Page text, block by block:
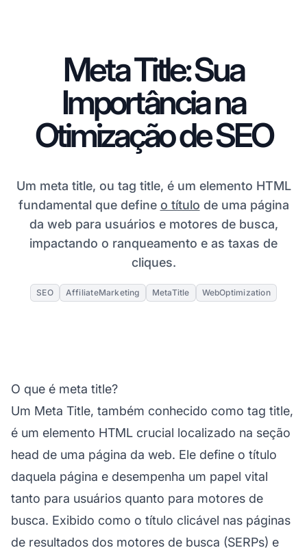
Meta Title: Sua
Importância na
Otimização de SEO
Um meta title, ou tag title, é um elemento HTML
fundamental que define o título de uma página
da web para usuários e motores de busca,
impactando o ranqueamento e as taxas de
cliques.
SEO AffiliateMarketing MetaTitle WebOptimization
O que é meta title?
Um Meta Title, também conhecido como tag title,
é um elemento HTML crucial localizado na seção
head de uma página da web. Ele define o título
daquela página e desempenha um papel vital
tanto para usuários quanto para motores de
busca. Exibido como o título clicável nas páginas
de resultados dos motores de busca (SERPs) e